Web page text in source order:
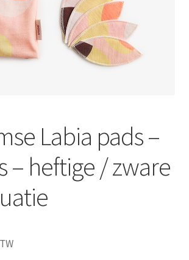
Labia pads –
– heftige / zware